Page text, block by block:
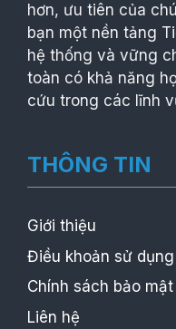
hơn, ưu tiên của
bạn một nền tảng
hệ thống và vững
toàn có khả năng
cứu trong các lĩnh
THÔNG TIN
Giới thiệu
Điều khoản sử dụng
Chính sách bảo mật
Liên hệ